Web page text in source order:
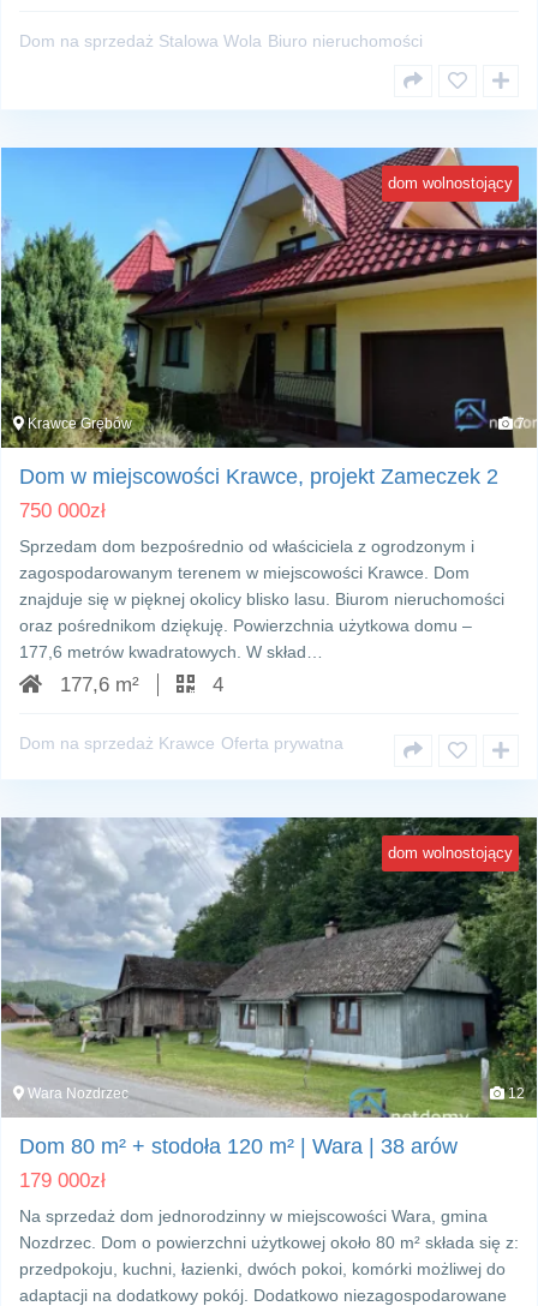
Dom na sprzedaż Stalowa Wola Biuro nieruchomości
dom wolnostojący
Krawce Grębów 7
Dom w miejscowości Krawce, projekt Zameczek 2
750 000zł
Sprzedam dom bezpośrednio od właściciela z ogrodzonym i
zagospodarowanym terenem w miejscowości Krawce. Dom
znajduje się w pięknej okolicy blisko lasu. Biurom nieruchomości
oraz pośrednikom dziękuję. Powierzchnia użytkowa domu –
177,6 metrów kwadratowych. W skład…
177,6 m² 4
Dom na sprzedaż Krawce Oferta prywatna
dom wolnostojący
Wara Nozdrzec 12
Dom 80 m² + stodoła 120 m² | Wara | 38 arów
179 000zł
Na sprzedaż dom jednorodzinny w miejscowości Wara, gmina
Nozdrzec. Dom o powierzchni użytkowej około 80 m² składa się z:
przedpokoju, kuchni, łazienki, dwóch pokoi, komórki możliwej do
adaptacji na dodatkowy pokój. Dodatkowo niezagospodarowane